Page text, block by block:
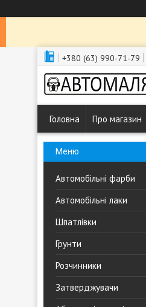
+380 (63) 990-71-79
Головна Про магазин
Автомобільні фарби
Автомобільні лаки
Шпатлівки
Грунти
Розчинники
Затверджувачи